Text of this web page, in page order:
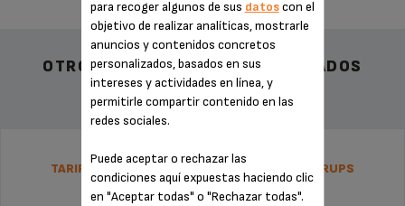
OTROS ACCESORIOS RECOMENDADOS
TARIFA PLANA DE REPARACIÓN NESPRESSO KRUPS
para recoger algunos de sus datoscon el
objetivo de realizar analíticas, mostrarle
anuncios y contenidos concretos
personalizados, basados en sus
intereses y actividades en línea, y
permitirle compartir contenido en las
redes sociales.
Puede aceptar o rechazar las
condiciones aquí expuestas haciendo clic
en "Aceptar todas" o "Rechazar todas".